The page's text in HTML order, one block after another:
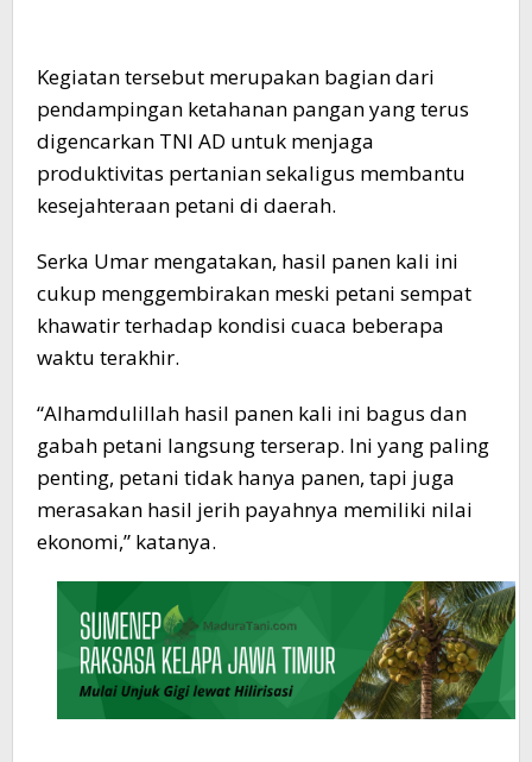
Kegiatan tersebut merupakan bagian dari
pendampingan ketahanan pangan yang terus
digencarkan TNI AD untuk menjaga
produktivitas pertanian sekaligus membantu
kesejahteraan petani di daerah.
Serka Umar mengatakan, hasil panen kali ini
cukup menggembirakan meski petani sempat
khawatir terhadap kondisi cuaca beberapa
waktu terakhir.
“Alhamdulillah hasil panen kali ini bagus dan
gabah petani langsung terserap. Ini yang paling
penting, petani tidak hanya panen, tapi juga
merasakan hasil jerih payahnya memiliki nilai
ekonomi,” katanya.